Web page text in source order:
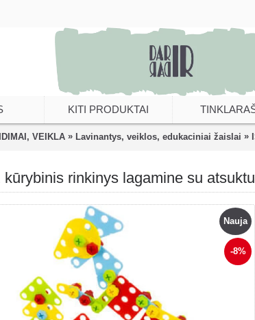
KITI PRODUKTAI
VEIKLA » Lavinantys, veiklos, edukaciniai žaislai »
rinkinys lagamine su
Nauja
-8%